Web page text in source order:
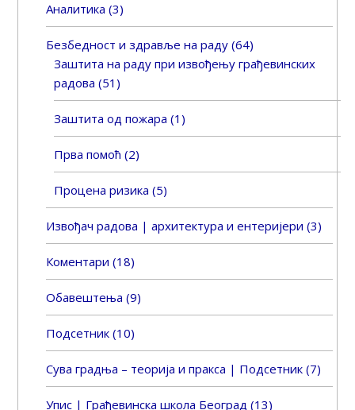
Аналитика (3)
Безбедност и здравље на раду (64)
Заштита на раду при извођењу грађевинских
радова (51)
Заштита од пожара (1)
Прва помоћ (2)
Процена ризика (5)
Извођач радова | архитектура и ентеријери (3)
Коментари (18)
Обавештења (9)
Подсетник (10)
Сува градња – теорија и пракса | Подсетник (7)
Упис | Грађевинска школа Београд (13)